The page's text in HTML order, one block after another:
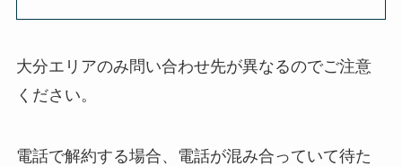
大分エリアのみ問い合わせ先が異なるのでご注意
ください。
電話で解約する場合、電話が混み合っていて待た